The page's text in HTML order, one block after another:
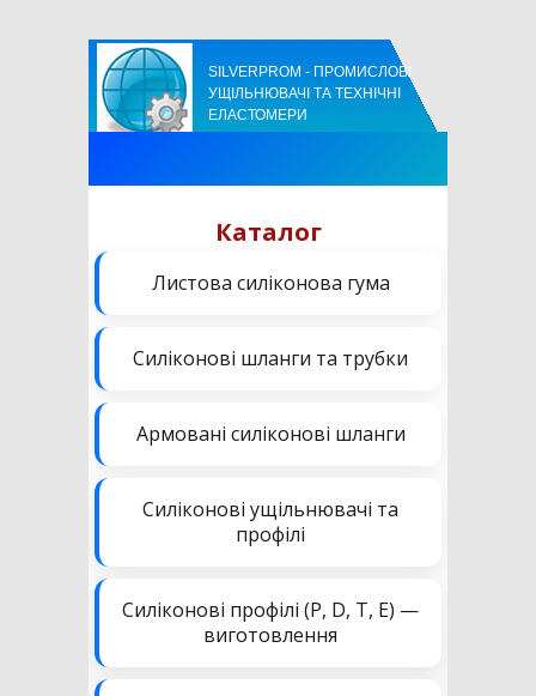
SILVERPROM - ПРОМИСЛОВІ
УЩІЛЬНЮВАЧІ ТА ТЕХНІЧНІ
ЕЛАСТОМЕРИ
Каталог
Листова силіконова гума
Силіконові шланги та трубки
Армовані силіконові шланги
Силіконові ущільнювачі та
профілі
Силіконові профілі (P, D, T, E) —
виготовлення